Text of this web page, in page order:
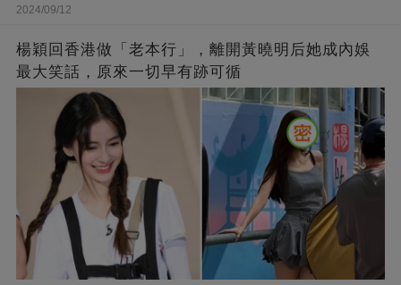
2024/09/12
楊穎回香港做「老本行」，離開黃曉明后她成內娛
最大笑話，原來一切早有跡可循